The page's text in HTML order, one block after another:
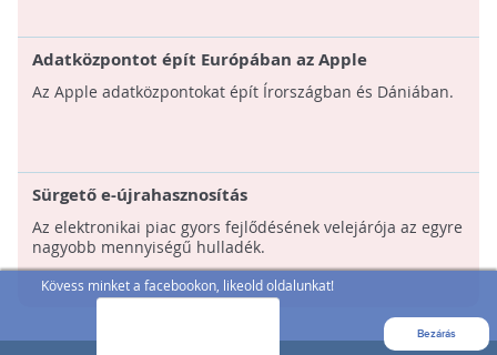
Kövess minket a facebookon, likeold oldalunkat!
Bezárás
Adatközpontot épít Európában az Apple
Az Apple adatközpontokat épít Írországban és Dániában.
Sürgető e-újrahasznosítás
Az elektronikai piac gyors fejlődésének velejárója az egyre
nagyobb mennyiségű hulladék.